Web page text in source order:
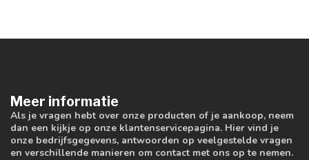
Meer informatie
Als je vragen hebt over onze producten of je aankoop, neem
dan een kijkje op onze klantenservicepagina. Hier vind je
onze bedrijfsgegevens, antwoorden op veelgestelde vragen
en verschillende manieren om contact met ons op te nemen.